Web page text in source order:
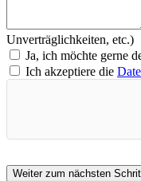
Unverträglichkeiten, etc.)
Ja, ich möchte gerne
Ich akzeptiere die